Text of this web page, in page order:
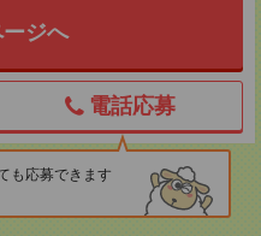
ジへ
電話応募
も応募できます